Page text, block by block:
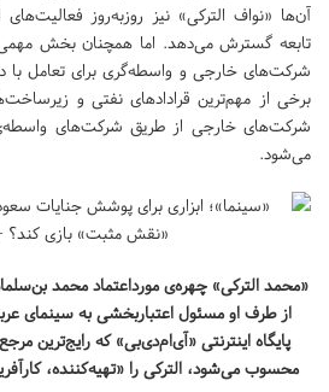
آن‌ها «نواف الترکی» نیز روزبه‌روز
تابعه گسترش می‌دهد. اما همچنان بخش مهمی
شرکت‌های خارجی و واسطه‌گری برای تعامل
برخی از مهم‌ترین قرادادهای نفتی و
شرکت‌های خارجی از طریق شرکت‌های
می‌شود.
«محمد الترکی» چهره‌ی مورداعتماد محمد
از طرف او مسئول اعتباربخشی به سینمای
پایگاه اینترنتی «آی‌ام‌دی‌بی» که رایج‌ترین
محسوب می‌شود، الترکی را «تهیه‌کننده،